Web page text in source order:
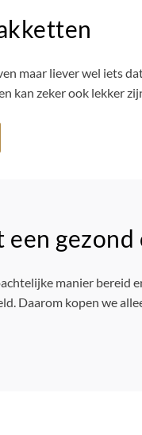
maar liever wel iets
kan zeker ook lekker
manier bereid
Daarom kopen we